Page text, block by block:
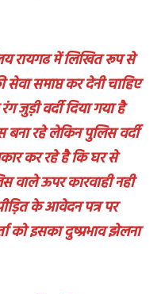
रायगढ में लिखित रूप से
समाप्त कर देनी चाहिए
जुड़ी वर्दी दिया गया है
बना रहे लेकिन पुलिस वर्दी
कर रहे है कि घर से
वाले ऊपर कारवाही नही
के आवेदन पत्र पर
को इसका दुष्प्रभाव झेलना